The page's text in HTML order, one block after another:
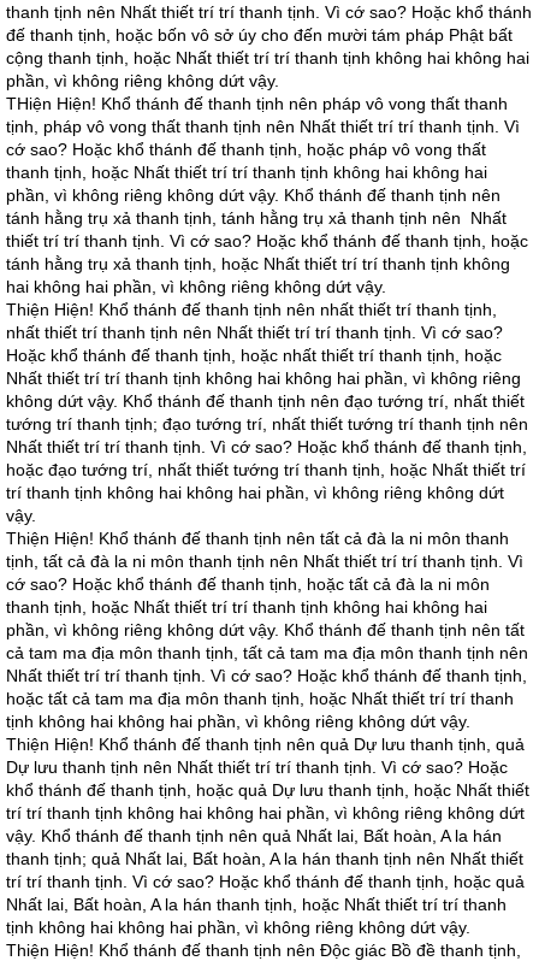
thanh tịnh nên Nhất thiết trí trí thanh tịnh. Vì cớ sao? Hoặc khổ thánh
đế thanh tịnh, hoặc bốn vô sở úy cho đến mười tám pháp Phật bất
cộng thanh tịnh, hoặc Nhất thiết trí trí thanh tịnh không hai không hai
phần, vì không riêng không dứt vậy.
THiện Hiện! Khổ thánh đế thanh tịnh nên pháp vô vong thất thanh
tịnh, pháp vô vong thất thanh tịnh nên Nhất thiết trí trí thanh tịnh. Vì
cớ sao? Hoặc khổ thánh đế thanh tịnh, hoặc pháp vô vong thất
thanh tịnh, hoặc Nhất thiết trí trí thanh tịnh không hai không hai
phần, vì không riêng không dứt vậy. Khổ thánh đế thanh tịnh nên
tánh hằng trụ xả thanh tịnh, tánh hằng trụ xả thanh tịnh nên Nhất
thiết trí trí thanh tịnh. Vì cớ sao? Hoặc khổ thánh đế thanh tịnh, hoặc
tánh hằng trụ xả thanh tịnh, hoặc Nhất thiết trí trí thanh tịnh không
hai không hai phần, vì không riêng không dứt vậy.
Thiện Hiện! Khổ thánh đế thanh tịnh nên nhất thiết trí thanh tịnh,
nhất thiết trí thanh tịnh nên Nhất thiết trí trí thanh tịnh. Vì cớ sao?
Hoặc khổ thánh đế thanh tịnh, hoặc nhất thiết trí thanh tịnh, hoặc
Nhất thiết trí trí thanh tịnh không hai không hai phần, vì không riêng
không dứt vậy. Khổ thánh đế thanh tịnh nên đạo tướng trí, nhất thiết
tướng trí thanh tịnh; đạo tướng trí, nhất thiết tướng trí thanh tịnh nên
Nhất thiết trí trí thanh tịnh. Vì cớ sao? Hoặc khổ thánh đế thanh tịnh,
hoặc đạo tướng trí, nhất thiết tướng trí thanh tịnh, hoặc Nhất thiết trí
trí thanh tịnh không hai không hai phần, vì không riêng không dứt
vậy.
Thiện Hiện! Khổ thánh đế thanh tịnh nên tất cả đà la ni môn thanh
tịnh, tất cả đà la ni môn thanh tịnh nên Nhất thiết trí trí thanh tịnh. Vì
cớ sao? Hoặc khổ thánh đế thanh tịnh, hoặc tất cả đà la ni môn
thanh tịnh, hoặc Nhất thiết trí trí thanh tịnh không hai không hai
phần, vì không riêng không dứt vậy. Khổ thánh đế thanh tịnh nên tất
cả tam ma địa môn thanh tịnh, tất cả tam ma địa môn thanh tịnh nên
Nhất thiết trí trí thanh tịnh. Vì cớ sao? Hoặc khổ thánh đế thanh tịnh,
hoặc tất cả tam ma địa môn thanh tịnh, hoặc Nhất thiết trí trí thanh
tịnh không hai không hai phần, vì không riêng không dứt vậy.
Thiện Hiện! Khổ thánh đế thanh tịnh nên quả Dự lưu thanh tịnh, quả
Dự lưu thanh tịnh nên Nhất thiết trí trí thanh tịnh. Vì cớ sao? Hoặc
khổ thánh đế thanh tịnh, hoặc quả Dự lưu thanh tịnh, hoặc Nhất thiết
trí trí thanh tịnh không hai không hai phần, vì không riêng không dứt
vậy. Khổ thánh đế thanh tịnh nên quả Nhất lai, Bất hoàn, A la hán
thanh tịnh; quả Nhất lai, Bất hoàn, A la hán thanh tịnh nên Nhất thiết
trí trí thanh tịnh. Vì cớ sao? Hoặc khổ thánh đế thanh tịnh, hoặc quả
Nhất lai, Bất hoàn, A la hán thanh tịnh, hoặc Nhất thiết trí trí thanh
tịnh không hai không hai phần, vì không riêng không dứt vậy.
Thiện Hiện! Khổ thánh đế thanh tịnh nên Ðộc giác Bồ đề thanh tịnh,